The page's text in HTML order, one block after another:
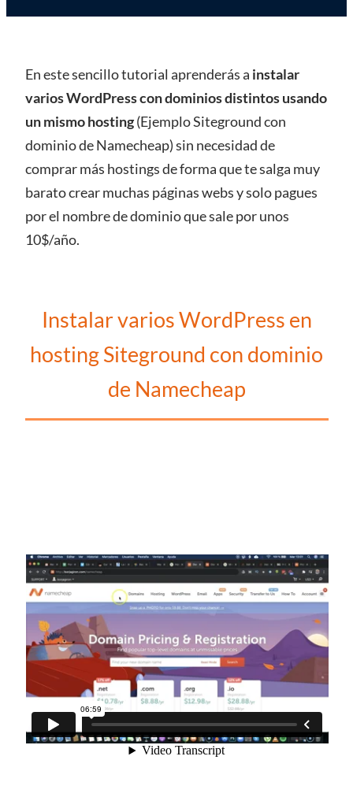
En este sencillo tutorial aprenderás a instalar
varios WordPress con dominios distintos usando
un mismo hosting(Ejemplo Siteground con
dominio de Namecheap) sin necesidad de
comprar más hostings de forma que te salga muy
barato crear muchas páginas webs y solo pagues
por el nombre de dominio que sale por unos
10$/año.
Instalar varios WordPress en
hosting Siteground con dominio
de Namecheap